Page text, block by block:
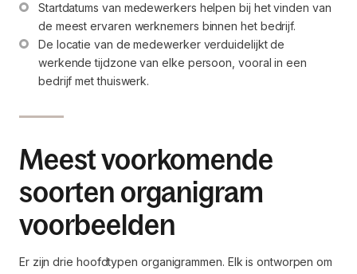
Startdatums van medewerkers helpen bij het vinden van
de meest ervaren werknemers binnen het bedrijf.
De locatie van de medewerker verduidelijkt de
werkende tijdzone van elke persoon, vooral in een
bedrijf met thuiswerk.
Meest voorkomende
soorten organigram
voorbeelden
Er zijn drie hoofdtypen organigrammen. Elk is ontworpen om